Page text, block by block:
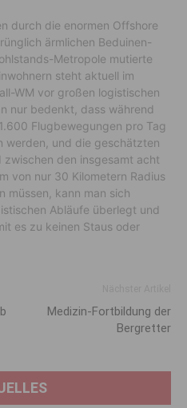
durch die enormen Offshore
ärmlichen Beduinen-
Metropole mutierte
steht aktuell im
WM vor großen logistischen
nur bedenkt, dass während
Flugbewegungen pro Tag
werden, und die geschätzten
zwischen den insgesamt acht
von nur 30 Kilometern Radius
müssen, kann man sich
Abläufe überlegt und
es zu keinen Staus oder
Medizin-Fortbildung der
Bergretter